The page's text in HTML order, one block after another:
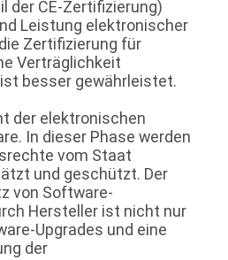
der CE-Zertifizierung)
Leistung elektronischer
Zertifizierung für
Verträglichkeit
besser gewährleistet.
der elektronischen
In dieser Phase werden
vom Staat
und geschützt. Der
von Software-
Hersteller ist nicht nur
Upgrades und eine
der